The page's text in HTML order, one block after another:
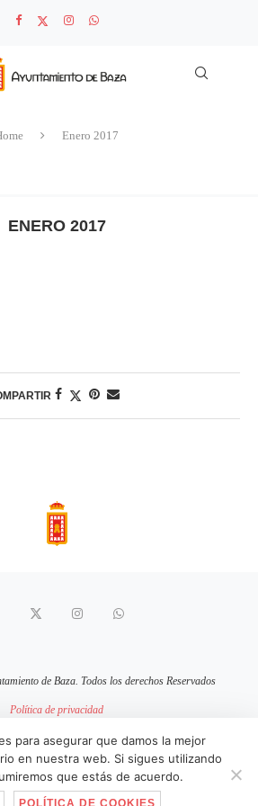
Enero 2017
ENERO 2017
de Baza. Todos los derechos Reservados
Política de privacidad
Política de cookies
mantenido por pixelcero.com
para asegurar que damos la mejor
en nuestra web. Si sigues utilizando
que estás de acuerdo.
POLÍTICA DE COOKIES